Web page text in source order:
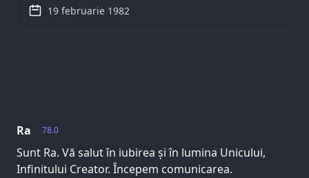
78.0
Ra
Sunt Ra. Vă salut în iubirea și în lumina Unicului,
Infinitului Creator. Începem comunicarea.
19 februarie 1982